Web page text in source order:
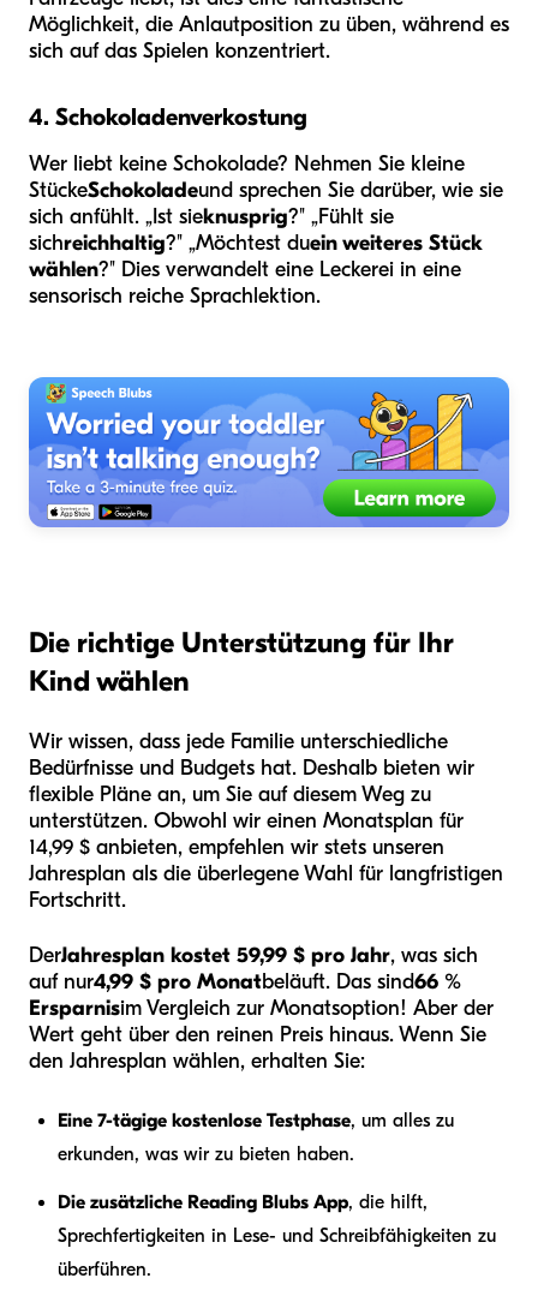
Möglichkeit, die Anlautposition zu üben, während es
sich auf das Spielen konzentriert.
4. Schokoladenverkostung
Wer liebt keine Schokolade? Nehmen Sie kleine
StückeSchokoladeund sprechen Sie darüber, wie sie
sich anfühlt. „Ist sieknusprig?" „Fühlt sie
sichreichhaltig?" „Möchtest duein weiteres Stück
wählen?" Dies verwandelt eine Leckerei in eine
sensorisch reiche Sprachlektion.
Die richtige Unterstützung für Ihr
Kind wählen
Wir wissen, dass jede Familie unterschiedliche
Bedürfnisse und Budgets hat. Deshalb bieten wir
flexible Pläne an, um Sie auf diesem Weg zu
unterstützen. Obwohl wir einen Monatsplan für
14,99 $ anbieten, empfehlen wir stets unseren
Jahresplan als die überlegene Wahl für langfristigen
Fortschritt.
DerJahresplan kostet 59,99 $ pro Jahr, was sich
auf nur4,99 $ pro Monatbeläuft. Das sind66 %
Ersparnisim Vergleich zur Monatsoption! Aber der
Wert geht über den reinen Preis hinaus. Wenn Sie
den Jahresplan wählen, erhalten Sie:
Eine 7-tägige kostenlose Testphase, um alles zu
erkunden, was wir zu bieten haben.
Die zusätzliche Reading Blubs App, die hilft,
Sprechfertigkeiten in Lese- und Schreibfähigkeiten zu
überführen.